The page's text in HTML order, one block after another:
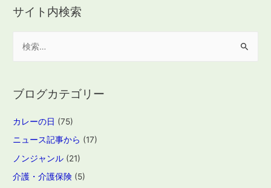
サイト内検索
ブログカテゴリー
カレーの日 (75)
ニュース記事から (17)
ノンジャンル (21)
介護・介護保険 (5)